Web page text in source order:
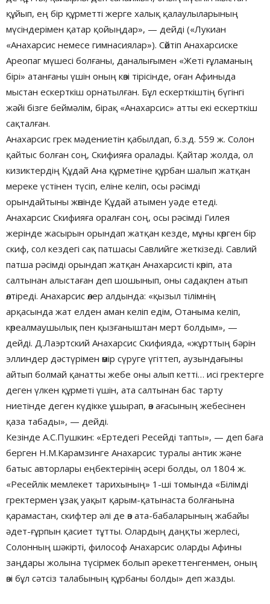
құйып, ең бір құрметті жерге халық қалаулыларының
мүсіндерімен қатар қойыңдар», — дейді («Лукиан
«Анахарсис немесе гимнасиялар»). Сөйтіп Анахарсиске
Ареопаг мүшесі болғаны, даналығымен «Жеті ғұламаның
бірі» атанғаны үшін оның көзі тірісінде, оған Афиныда
мыстан ескерткіш орнатылған. Бұл ескерткіштің бүгінгі
жәйі бізге беймәлім, бірақ «Анахарсис» атты екі ескерткіш
сақталған.
Анахарсис грек мәдениетін қабылдап, б.з.д. 559 ж. Солон
қайтыс болған соң, Скифияға оралады. Қайтар жолда, ол
кизиктердің Құдай Ана құрметіне құрбан шалып жатқан
мереке үстінен түсіп, еліне келіп, осы рәсімді
орындайтыны жөнінде Құдай атымен уәде етеді.
Анахарсис Скифияға оралған соң, осы рәсімді Гилея
жерінде жасырын орындап жатқан кезде, мұны көрген бір
скиф, сол кездегі сақ патшасы Савлийге жеткізеді. Савлий
патша рәсімді орындап жатқан Анахарсисті көріп, ата
салтынан алыстаған деп шошынып, оны садақпен атып
өлтіреді. Анахарсис өлер алдында: «қызыл тілімнің
арқасында жат елден аман келіп едім, Отаныма келіп,
көреалмаушылық пен қызғаныштан мерт болдым», —
дейді. Д.Лаэртский Анахарсис Скифияда, «жұрттың бәрін
эллиндер дәстүрімен өмір сүруге үгіттеп, аузындағыны
айтып болмай қанатты жебе оны алып кетті… исі гректерге
деген үлкен құрметі үшін, ата салтынан бас тарту
ниетінде деген күдікке ұшырап, өз ағасының жебесінен
қаза табады», — дейді.
Кезінде А.С.Пушкин: «Ертедегі Ресейді тапты», — деп баға
берген Н.М.Карамзинге Анахарсис туралы антик және
батыс авторлары еңбектерінің әсері болды, ол 1804 ж.
«Ресейлік мемлекет тарихының» 1-ші томында «Білімді
гректермен ұзақ уақыт қарым-қатынаста болғанына
қарамастан, скифтер әлі де өз ата-бабаларының жабайы
әдет-ғұрпын қасиет тұтты. Олардың даңқты жерлесі,
Солонның шәкірті, философ Анахарсис оларды Афины
заңдары жолына түсірмек болып әрекеттенгенмен, оның
өзі бұл сәтсіз талабының құрбаны болды» деп жазды.